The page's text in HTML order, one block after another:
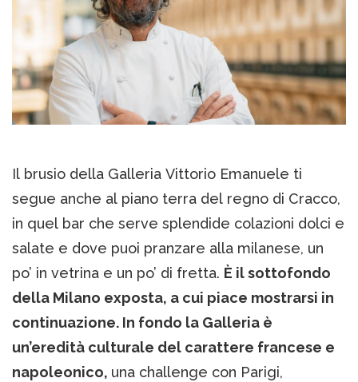
Il brusio della Galleria Vittorio Emanuele ti
segue anche al piano terra del regno di Cracco,
in quel bar che serve splendide colazioni dolci e
salate e dove puoi pranzare alla milanese, un
po’ in vetrina e un po’ di fretta. È il sottofondo
della Milano exposta, a cui piace mostrarsi in
continuazione. In fondo la Galleria è
un’eredità culturale del carattere francese e
napoleonico, una challenge con Parigi,